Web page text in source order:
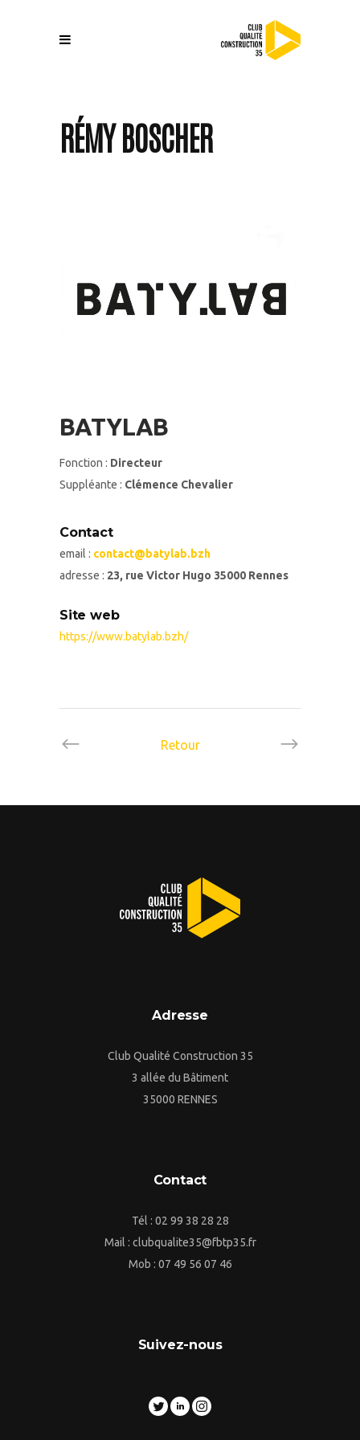
RÉMY BOSCHER
BATYLAB
Fonction : Directeur
Suppléante : Clémence Chevalier
Contact
email : contact@batylab.bzh
adresse : 23, rue Victor Hugo 35000 Rennes
Site web
https://www.batylab.bzh/
Retour
Adresse
Club Qualité Construction 35
3 allée du Bâtiment
35000 RENNES
Contact
Tél : 02 99 38 28 28
Mail : clubqualite35@fbtp35.fr
Mob : 07 49 56 07 46
Suivez-nous